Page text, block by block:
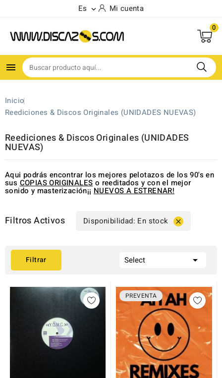
Es  Mi cuenta
0

Inicio
Reediciones & Discos Originales (UNIDADES NUEVAS)
Reediciones & Discos Originales (UNIDADES
NUEVAS)
Aqui podrás encontrar los mejores pelotazos de los 90's en
sus COPIAS ORIGINALES o reeditados y con el mejor
sonido y masterización¡¡ NUEVOS A ESTRENAR!
Filtros Activos Disponibilidad: En stock 
Filtrar Select 
PREVENTA